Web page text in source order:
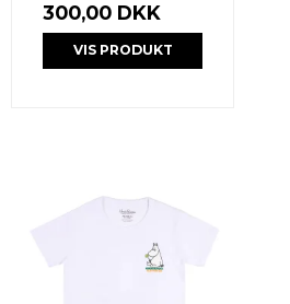
300,00 DKK
VIS PRODUKT